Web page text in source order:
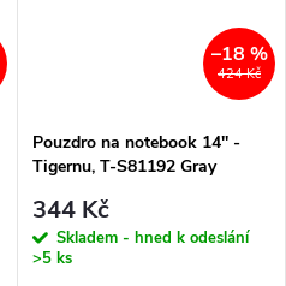
424 Kč
–18 %
Pouzdro na notebook 14'' -
Tigernu, T-S81192 Gray
344 Kč
Skladem - hned k odeslání
>5 ks